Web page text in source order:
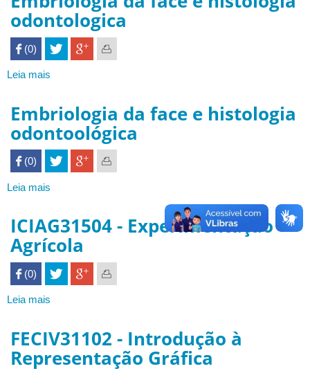
Biológicas
odontologica
 (0)
Leia mais
face
e
histologia
odontologica
Embriologia da face e histologia
odontoológica
 (0)
Leia mais
face
e
histologia
odontoológica
ICIAG31504 - Experimentação
Agrícola
 (0)
Leia mais
Experimentação
Agrícola
FECIV31102 - Introdução à
Representação Gráfica